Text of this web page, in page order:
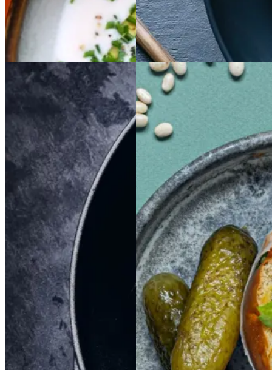
Gem opskrift
Gem opskrift
Aftensmad
BraiseretBraiseret
oksetværreboksetvæ
rreb
Gem opskrift
Dansk mad
Vintermad
Aftensmad
Sloppy Sloppy JoeJoe
Gem opskrift
Morgenmad
Frokost